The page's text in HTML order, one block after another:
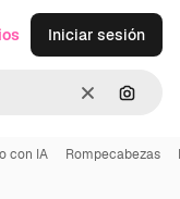
Borrar
Iniciar sesión
con IA Rompecabezas